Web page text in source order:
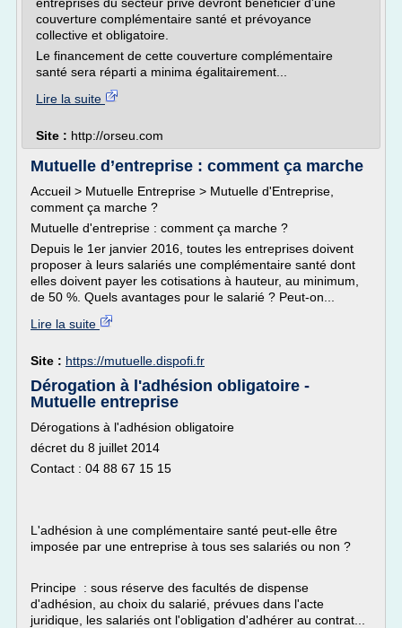
couverture complémentaire santé et prévoyance
collective et obligatoire.
Le financement de cette couverture complémentaire
santé sera réparti a minima égalitairement...
Lire la suite
Site : http://orseu.com
Mutuelle d’entreprise : comment ça marche
Accueil > Mutuelle Entreprise > Mutuelle d'Entreprise,
comment ça marche ?
Mutuelle d'entreprise : comment ça marche ?
Depuis le 1er janvier 2016, toutes les entreprises doivent
proposer à leurs salariés une complémentaire santé dont
elles doivent payer les cotisations à hauteur, au minimum,
de 50 %. Quels avantages pour le salarié ? Peut-on...
Lire la suite
Site : https://mutuelle.dispofi.fr
Dérogation à l'adhésion obligatoire -
Mutuelle entreprise
Dérogations à l'adhésion obligatoire
décret du 8 juillet 2014
Contact : 04 88 67 15 15
L'adhésion à une complémentaire santé peut-elle être
imposée par une entreprise à tous ses salariés ou non ?
Principe : sous réserve des facultés de dispense
d'adhésion, au choix du salarié, prévues dans l'acte
juridique, les salariés ont l'obligation d'adhérer au contrat...